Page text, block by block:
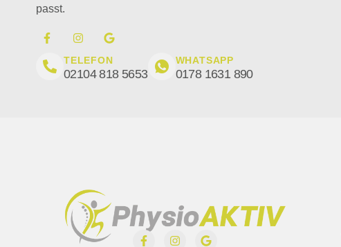
passt.
TELEFON
02104 818 5653
WHATSAPP
0178 1631 890